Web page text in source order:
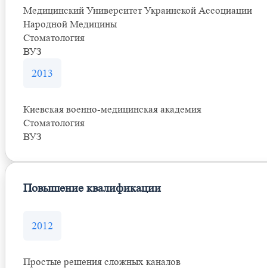
Медицинский Университет Украинской Ассоциации
Народной Медицины
Стоматология
ВУЗ
2013
Киевская военно-медицинская академия
Стоматология
ВУЗ
Повышение квалификации
2012
Простые решения сложных каналов